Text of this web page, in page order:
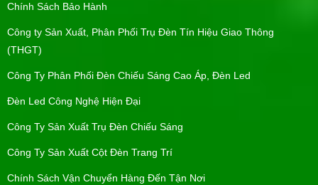
Chính Sách Bảo Hành
Công ty Sản Xuất, Phân Phối Trụ Đèn Tín Hiệu Giao Thông
(THGT)
Công Ty Phân Phối Đèn Chiếu Sáng Cao Áp, Đèn Led
Đèn Led Công Nghệ Hiện Đại
Công Ty Sản Xuất Trụ Đèn Chiếu Sáng
Công Ty Sản Xuất Cột Đèn Trang Trí
Chính Sách Vận Chuyển Hàng Đến Tận Nơi